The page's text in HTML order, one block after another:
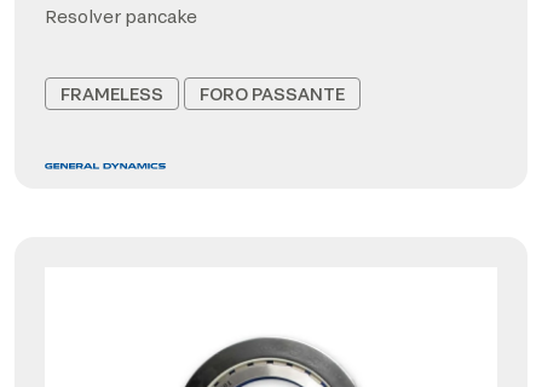
Resolver pancake
FRAMELESS FORO PASSANTE